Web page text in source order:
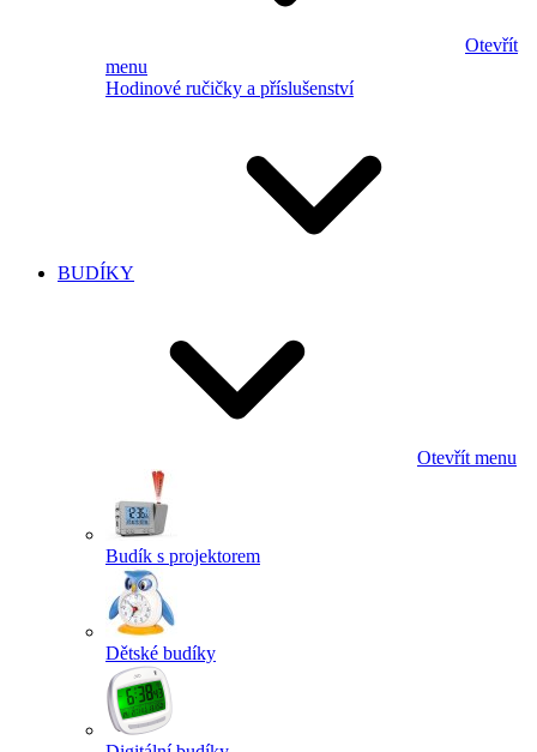
Otevřít
menu
Hodinové ručičky a příslušenství
BUDÍKY
Otevřít menu
Budík s projektorem
Dětské budíky